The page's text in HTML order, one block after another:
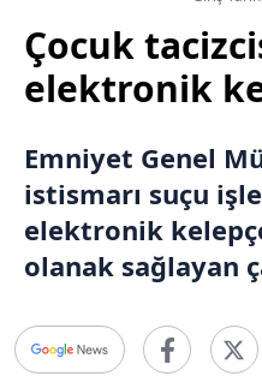
Çocuk
elektronik
Emniyet Genel
istismarı suçu
elektronik
olanak sağlayan